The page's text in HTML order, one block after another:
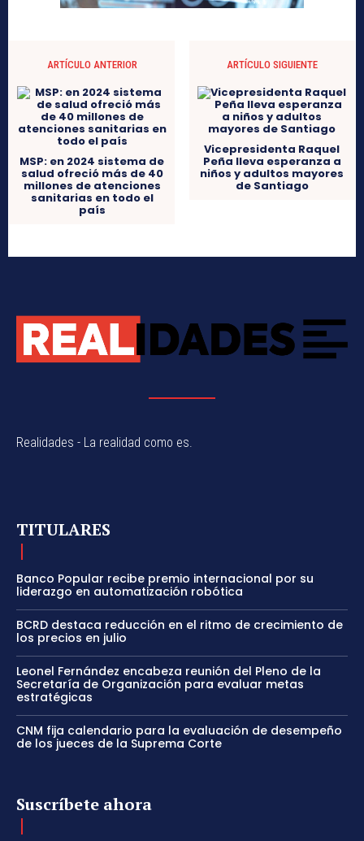
ARTÍCULO ANTERIOR
MSP: en 2024 sistema de
salud ofreció más de 40
millones de atenciones
sanitarias en todo el
país
ARTÍCULO SIGUIENTE
Vicepresidenta Raquel
Peña lleva esperanza a
niños y adultos mayores
de Santiago
Realidades - La realidad como es.
TITULARES
Banco Popular recibe premio internacional por su
liderazgo en automatización robótica
BCRD destaca reducción en el ritmo de crecimiento de
los precios en julio
Leonel Fernández encabeza reunión del Pleno de la
Secretaría de Organización para evaluar metas
estratégicas
CNM fija calendario para la evaluación de desempeño
de los jueces de la Suprema Corte
Suscríbete ahora